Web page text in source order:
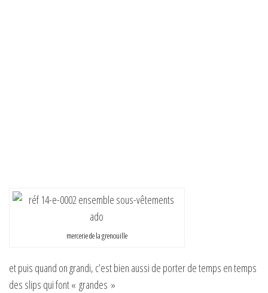
mercerie de la grenouille
et puis quand on grandi, c’est bien aussi de porter de temps en temps
des slips qui font « grandes »